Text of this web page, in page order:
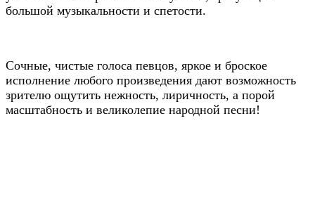
большой музыкальности и спетости.
Сочные, чистые голоса певцов, яркое и броское
исполнение любого произведения дают возможность
зрителю ощутить нежность, лиричность, а порой
масштабность и великолепие народной песни!